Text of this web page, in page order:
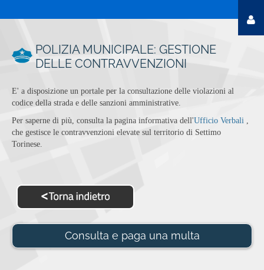
POLIZIA MUNICIPALE: GESTIONE
DELLE CONTRAVVENZIONI
E' a disposizione un portale per la consultazione delle violazioni al
codice della strada e delle sanzioni amministrative.
Per saperne di più, consulta la pagina informativa dell'Ufficio Verbali
che gestisce le contravvenzioni elevate sul territorio di Settimo
Torinese.
Consulta e paga una multa